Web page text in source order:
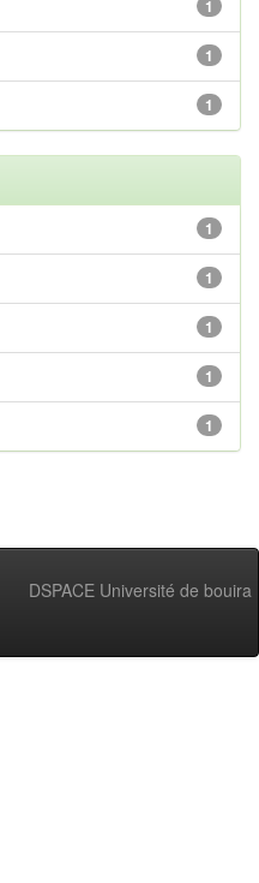
1
1
1
1
1
1
1
1
DSPACE Université de bouira